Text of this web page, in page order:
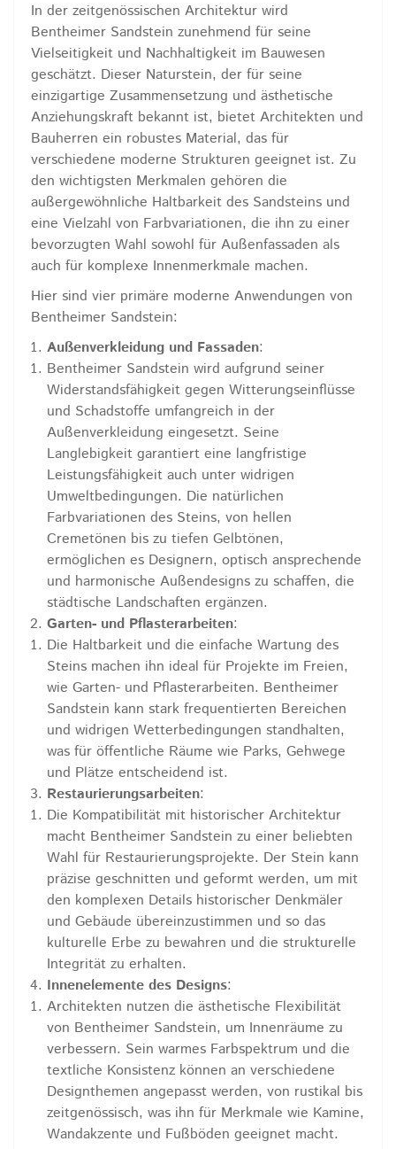
In der zeitgenössischen Architektur wird
Bentheimer Sandstein zunehmend für seine
Vielseitigkeit und Nachhaltigkeit im Bauwesen
geschätzt. Dieser Naturstein, der für seine
einzigartige Zusammensetzung und ästhetische
Anziehungskraft bekannt ist, bietet Architekten und
Bauherren ein robustes Material, das für
verschiedene moderne Strukturen geeignet ist. Zu
den wichtigsten Merkmalen gehören die
außergewöhnliche Haltbarkeit des Sandsteins und
eine Vielzahl von Farbvariationen, die ihn zu einer
bevorzugten Wahl sowohl für Außenfassaden als
auch für komplexe Innenmerkmale machen.
Hier sind vier primäre moderne Anwendungen von
Bentheimer Sandstein:
Außenverkleidung und Fassaden:
Bentheimer Sandstein wird aufgrund seiner
Widerstandsfähigkeit gegen Witterungseinflüsse
und Schadstoffe umfangreich in der
Außenverkleidung eingesetzt. Seine
Langlebigkeit garantiert eine langfristige
Leistungsfähigkeit auch unter widrigen
Umweltbedingungen. Die natürlichen
Farbvariationen des Steins, von hellen
Cremetönen bis zu tiefen Gelbtönen,
ermöglichen es Designern, optisch ansprechende
und harmonische Außendesigns zu schaffen, die
städtische Landschaften ergänzen.
Garten- und Pflasterarbeiten:
Die Haltbarkeit und die einfache Wartung des
Steins machen ihn ideal für Projekte im Freien,
wie Garten- und Pflasterarbeiten. Bentheimer
Sandstein kann stark frequentierten Bereichen
und widrigen Wetterbedingungen standhalten,
was für öffentliche Räume wie Parks, Gehwege
und Plätze entscheidend ist.
Restaurierungsarbeiten:
Die Kompatibilität mit historischer Architektur
macht Bentheimer Sandstein zu einer beliebten
Wahl für Restaurierungsprojekte. Der Stein kann
präzise geschnitten und geformt werden, um mit
den komplexen Details historischer Denkmäler
und Gebäude übereinzustimmen und so das
kulturelle Erbe zu bewahren und die strukturelle
Integrität zu erhalten.
Innenelemente des Designs:
Architekten nutzen die ästhetische Flexibilität
von Bentheimer Sandstein, um Innenräume zu
verbessern. Sein warmes Farbspektrum und die
textliche Konsistenz können an verschiedene
Designthemen angepasst werden, von rustikal bis
zeitgenössisch, was ihn für Merkmale wie Kamine,
Wandakzente und Fußböden geeignet macht.